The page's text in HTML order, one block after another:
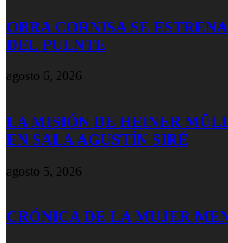
OBRA CORNISA SE
DEL PUENTE
agosto 6, 2026
LA MISIÓN DE HEINER
EN SALA AGUSTÍN SIRÉ
agosto 5, 2026
CRÓNICA DE LA MUJER